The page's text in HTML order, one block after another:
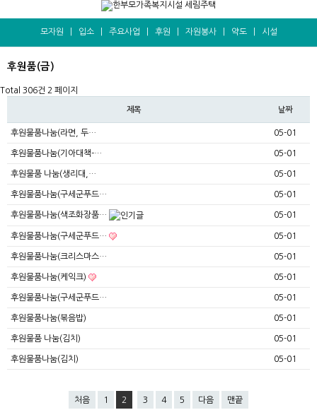
모자원 입소| 주요사업 후원 자원봉사| 약도| 시설
후원품(금)
Total 306건 2 페이지
제목 날짜
후원물품나눔(라면, 두… 05-01
후원물품나눔(기아대책-… 05-01
후원물품 나눔(생리대,… 05-01
후원물품나눔(구세군푸드… 05-01
후원물품나눔(색조화장품… 05-01
후원물품나눔(구세군푸드… 05-01
후원물품나눔(크리스마스… 05-01
후원물품나눔(케익크) 05-01
후원물품나눔(구세군푸드… 05-01
후원물품나눔(볶음밥) 05-01
후원물품 나눔(김치) 05-01
후원물품나눔(김치) 05-01
처음 1 2 3 4 5 다음 맨끝